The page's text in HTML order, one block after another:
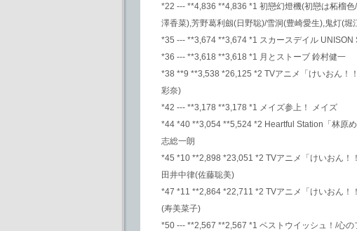
*22 --- **4,836 **4,836 *1 初戀幻燈機(初戀は柘榴
澤香菜),芳野葛利劔(日野聡)/雪洞(豊崎愛生),鬼灯(堀
*35 --- **3,674 **3,674 *1 スカースデイル UNISON
*36 --- **3,618 **3,618 *1 月とストーブ 鈴村健一
*38 **9 **3,538 *26,125 *2 TVアニメ「けいおん！
彩奈)
*42 --- **3,178 **3,178 *1 メイズ参上！ メイズ
*44 *40 **3,054 **5,524 *2 Heartful Station「林原
志総一朗
*45 *10 **2,898 *23,051 *2 TVアニメ「けいおん
田井中律(佐藤聡美)
*47 *11 **2,864 *22,711 *2 TVアニメ「けいおん！
(寿美菜子)
*50 --- **2,567 **2,567 *1 ベストウイッシュ！/心